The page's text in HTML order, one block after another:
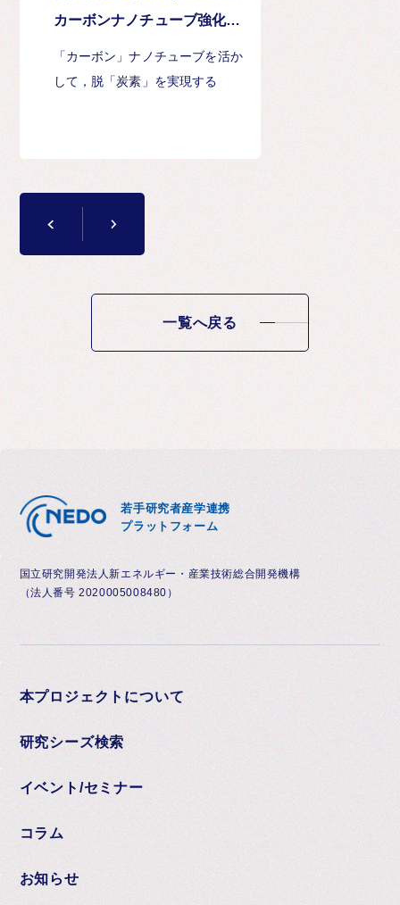
カーボンナノチューブ強化プ
ラスチックの創出
「カーボン」ナノチューブを活か
して，脱「炭素」を実現する
一覧へ戻る
若手研究者産学連携
プラットフォーム
国立研究開発法人新エネルギー・産業技術総合開発機構
（法人番号 2020005008480）
本プロジェクトについて
研究シーズ検索
イベント/セミナー
コラム
お知らせ